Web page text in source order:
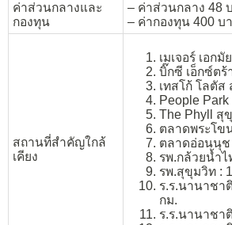
ค่าส่วนกลางและ
กองทุน
– ค่าส่วนกลาง 48
– ค่ากองทุน 400 บ
สถานที่สำคัญใกล้
เคียง
เมเจอร์ เอกมั
บิ๊กซี เอ็กซ์ตร้
เทสโก้ โลตัส
People Park
The Phyll สุ
ตลาดพระโข
ตลาดอ่อนนุช
รพ.กล้วยน้ำไ
รพ.สุขุมวิท :
ร.ร.นานาชา
กม.
ร.ร.นานาชา